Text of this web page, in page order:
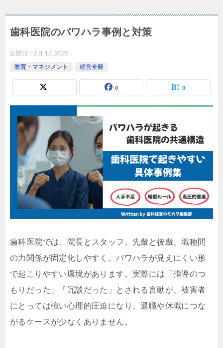
歯科医院のパワハラ事例と対策
公開日： 2月 12, 2026
教育・マネジメント
経営全般
0 0
歯科医院では、院長とスタッフ、先輩と後輩、職種間
の力関係が固定化しやすく、パワハラが見えにくい形
で起こりやすい環境があります。実際には「指導のつ
もりだった」「冗談だった」とされる言動が、被害者
にとっては強い心理的圧迫になり、退職や休職につな
がるケースが少なくありません。